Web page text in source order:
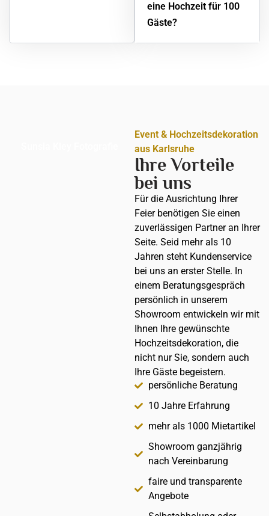
eine Hochzeit für 100
Gäste?
Event & Hochzeitsdekoration
aus Karlsruhe
Ihre Vorteile
bei uns
Für die Ausrichtung Ihrer
Feier benötigen Sie einen
zuverlässigen Partner an Ihrer
Seite. Seid mehr als 10
Jahren steht Kundenservice
bei uns an erster Stelle. In
einem Beratungsgespräch
persönlich in unserem
Showroom entwickeln wir mit
Ihnen Ihre gewünschte
Hochzeitsdekoration, die
nicht nur Sie, sondern auch
Ihre Gäste begeistern.
persönliche Beratung
10 Jahre Erfahrung
mehr als 1000 Mietartikel
Showroom ganzjährig
nach Vereinbarung
faire und transparente
Angebote